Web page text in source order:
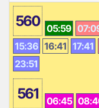
560 05:59
15:36 16:41 17:41
23:51
561 06:45